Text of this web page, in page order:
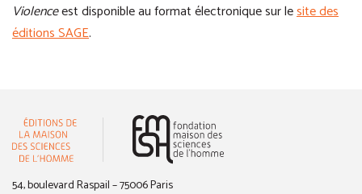
Violenceest disponible au format électronique sur lesite des
éditions SAGE.
54, boulevard Raspail – 75006 Paris